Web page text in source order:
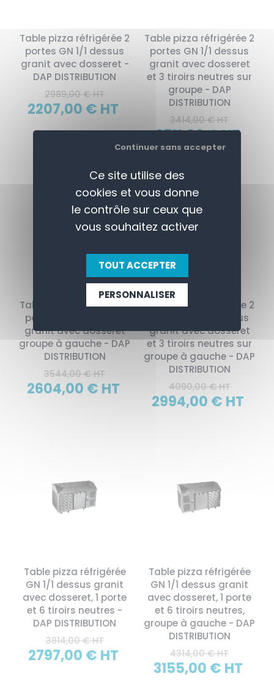
Table pizza réfrigérée 2
portes GN 1/1 dessus
granit avec dosseret -
DAP DISTRIBUTION
2989,00 € HT
2207,00 € HT
Table pizza réfrigérée 2
portes GN 1/1 dessus
granit avec dosseret
et 3 tiroirs neutres sur
groupe - DAP
DISTRIBUTION
3414,00 € HT
2511,00 € HT
Table pizza réfrigérée 2
portes GN 1/1 dessus
granit avec dosseret
groupe à gauche - DAP
DISTRIBUTION
3544,00 € HT
2604,00 € HT
Table pizza réfrigérée 2
portes GN 1/1 dessus
granit avec dosseret
et 3 tiroirs neutres sur
groupe à gauche - DAP
DISTRIBUTION
4090,00 € HT
2994,00 € HT
Table pizza réfrigérée
GN 1/1 dessus granit
avec dosseret, 1 porte
et 6 tiroirs neutres -
DAP DISTRIBUTION
3814,00 € HT
2797,00 € HT
Table pizza réfrigérée
GN 1/1 dessus granit
avec dosseret, 1 porte
et 6 tiroirs neutres,
groupe à gauche - DAP
DISTRIBUTION
4314,00 € HT
3155,00 € HT
Ce site utilise des
cookies et vous donne
le contrôle sur ceux que
vous souhaitez activer
TOUT ACCEPTER
Continuer sans accepter
PERSONNALISER